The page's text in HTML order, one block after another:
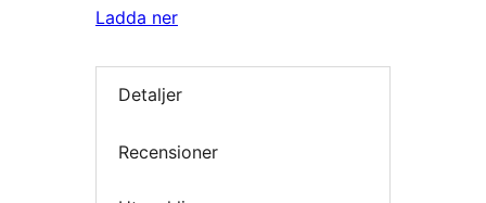
Ladda ner
Detaljer
Recensioner